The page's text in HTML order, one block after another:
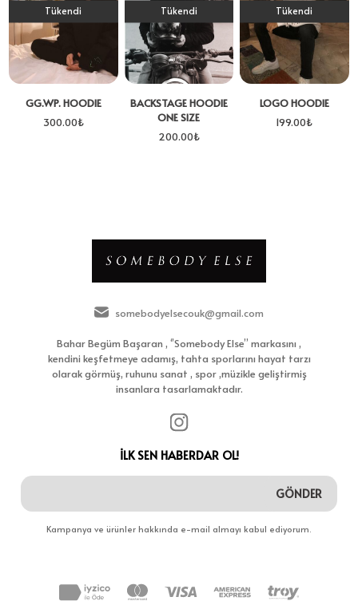
Tükendi
GG.WP. HOODIE
300.00₺
Tükendi
BACKSTAGE HOODIE
ONE SIZE
200.00₺
Tükendi
LOGO HOODIE
199.00₺
somebodyelsecouk@gmail.com
Bahar Begüm Başaran , ‘’Somebody Else’’ markasını ,
kendini keşfetmeye adamış, tahta sporlarını hayat tarzı
olarak görmüş, ruhunu sanat , spor ,müzikle geliştirmiş
insanlara tasarlamaktadır.
İLK SEN HABERDAR OL!
GÖNDER
Kampanya ve ürünler hakkında e-mail almayı kabul ediyorum.